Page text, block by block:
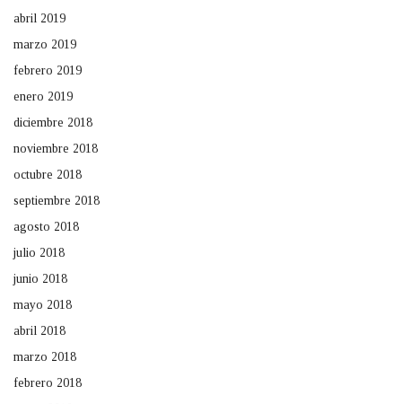
abril 2019
marzo 2019
febrero 2019
enero 2019
diciembre 2018
noviembre 2018
octubre 2018
septiembre 2018
agosto 2018
julio 2018
junio 2018
mayo 2018
abril 2018
marzo 2018
febrero 2018